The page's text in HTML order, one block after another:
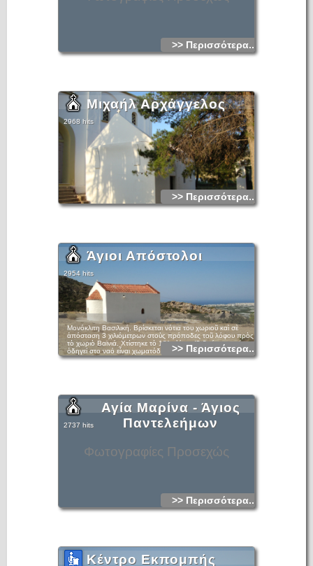
>> Περισσότερα...
Μιχαήλ Αρχάγγελος
2968 hits
>> Περισσότερα...
Άγιοι Απόστολοι
2954 hits
Μονόκλιτη Βασιλική. Βρίσκεται νότια του χωριοῦ καὶ σὲ
ἀπόσταση 3 χιλιόμετρων στοὺς πρόποδες τοῦ λόφου πρὸς
τὸ χωριὸ Βαϊνιά. Χτίστηκε τὸ 18° αἰώνα. Ὁ δρόμος πού
ὀδηγεί στο ναό εἶναι χωματόδρομος.>> Περισσότερα...
Φωτογραφίες Προσεχώς
Αγία Μαρίνα - Άγιος
Παντελεήμων
2737 hits
>> Περισσότερα...
Κέντρο Εκπομπής